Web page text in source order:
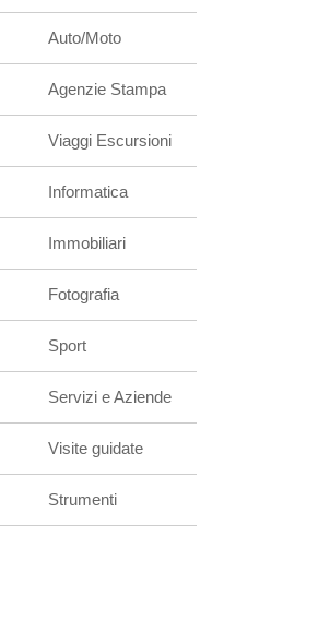
Auto/Moto
Agenzie Stampa
Viaggi Escursioni
Informatica
Immobiliari
Fotografia
Sport
Servizi e Aziende
Visite guidate
Strumenti